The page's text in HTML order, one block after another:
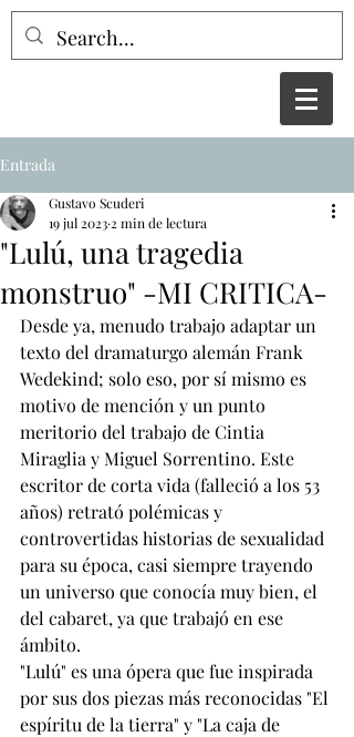
Entrada
"Lulú, una tragedia
monstruo" -MI CRITICA-
Gustavo Scuderi
19 jul 2023 2 min de lectura
Desde ya, menudo trabajo adaptar un
texto del dramaturgo alemán Frank
Wedekind; solo eso, por sí mismo es
motivo de mención y un punto
meritorio del trabajo de Cintia
Miraglia y Miguel Sorrentino. Este
escritor de corta vida (falleció a los 53
años) retrató polémicas y
controvertidas historias de sexualidad
para su época, casi siempre trayendo
un universo que conocía muy bien, el
del cabaret, ya que trabajó en ese
ámbito.
"Lulú" es una ópera que fue inspirada
por sus dos piezas más reconocidas "El
espíritu de la tierra" y "La caja de